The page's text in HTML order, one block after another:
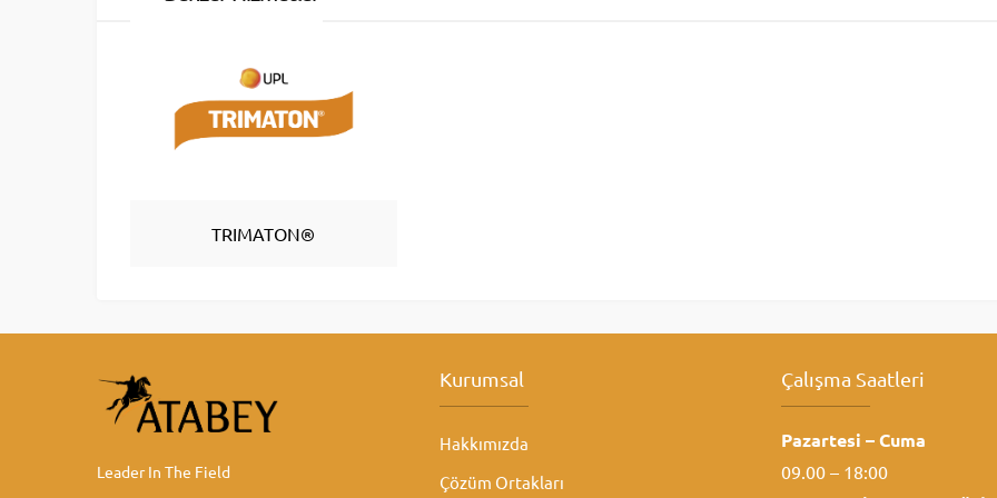
TRIMATON®
Leader In The Field
Kurumsal
Hakkımızda
Çözüm Ortakları
Çalışma Saatleri
Pazartesi – Cuma
09.00 – 18:00